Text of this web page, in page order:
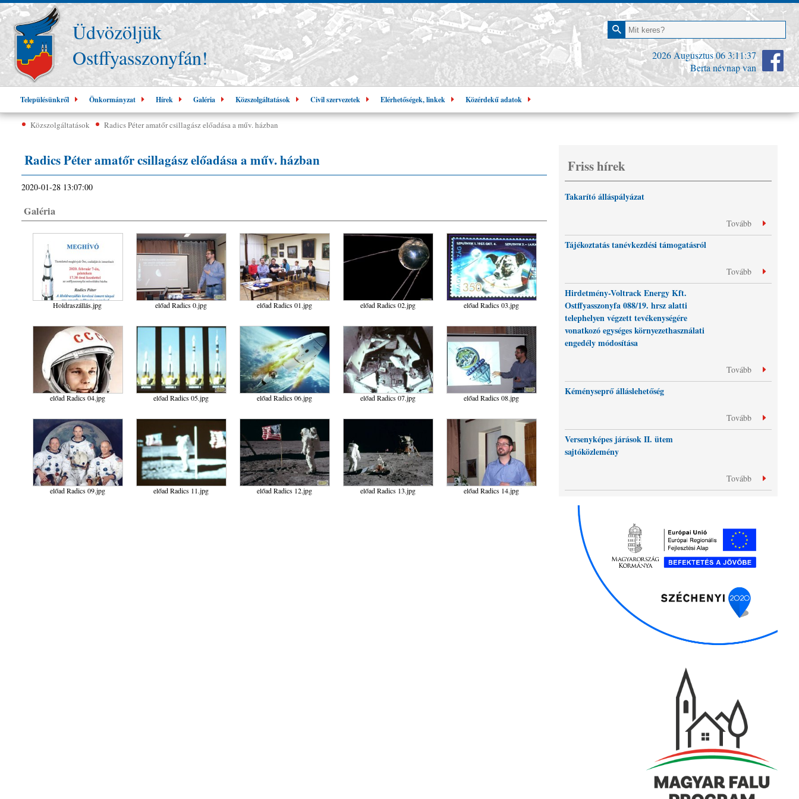
Üdvözöljük
Ostffyasszonyfán!
2026 Augusztus 063:11:38
Berta névnap van
Településünkről Önkormányzat Hírek Galéria Közszolgáltatások Civil szervezetek Elérhetőségek, linkek Közérdekű adatok
Közszolgáltatások Radics Péter amatőr csillagász előadása a műv. házban
Radics Péter amatőr csillagász előadása a műv. házban
2020-01-28 13:07:00
Galéria
Holdraszállás.jpg előad Radics 0.jpg előad Radics 01.jpg előad Radics 02.jpg előad Radics 03.jpg
előad Radics 04.jpg előad Radics 05.jpg előad Radics 06.jpg előad Radics 07.jpg előad Radics 08.jpg
előad Radics 09.jpg előad Radics 11.jpg előad Radics 12.jpg előad Radics 13.jpg előad Radics 14.jpg
Friss hírek
Takarító álláspályázat
Tovább
Tájékoztatás tanévkezdési támogatásról
Tovább
Hirdetmény-Voltrack Energy Kft.
Ostffyasszonyfa 088/19. hrsz alatti
telephelyen végzett tevékenységére
vonatkozó egységes környezethasználati
engedély módosítása
Tovább
Kéményseprő álláslehetőség
Tovább
Versenyképes járások II. ütem
sajtóközlemény
Tovább